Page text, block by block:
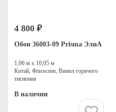
4 800 ₽
Обои 36003-09 Prisma ЭлиА
1,06 м х 10,05 м
Китай, Флизелин, Винил горячего
тиснения
В наличии